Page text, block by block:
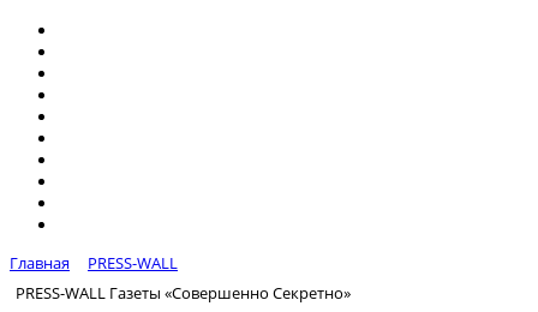
Главная
PRESS-WALL
PRESS-WALL Газеты «Совершенно Секретно»